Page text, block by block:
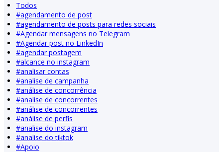
Todos
#agendamento de post
#agendamento de posts para redes sociais
#Agendar mensagens no Telegram
#Agendar post no LinkedIn
#agendar postagem
#alcance no instagram
#analisar contas
#analise de campanha
#análise de concorrência
#analise de concorrentes
#análise de concorrentes
#análise de perfis
#analise do instagram
#analise do tiktok
#Apoio